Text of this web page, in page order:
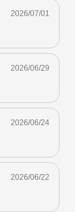
2026/07/01
2026/06/29
2026/06/24
2026/06/22